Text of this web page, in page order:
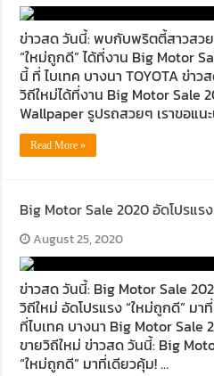
ข่าวสด วันนี้: พบกับพริตตี้สาวสว
“ใหม่ถูกดี” ได้ที่งาน Big Motor
นี้ ที่ ไบเทค บางนา TOYOTA ข่
วิถีใหม่ได้ที่งาน Big Motor Sale
Wallpaper รูปรถสวยๆ เราขอแน
Read More »
Big Motor Sale 2020 อัดโปรแร
August 25, 2020
ข่าวสด วันนี้: Big Motor Sale
วิถีใหม่ อัดโปรแรง “ใหม่ถูกดี” ม
ที่ไบเทค บางนา Big Motor
ขายวิถีใหม่ ข่าวสด วันนี้: Big
“ใหม่ถูกดี” มาที่เดียวคุ้ม! …